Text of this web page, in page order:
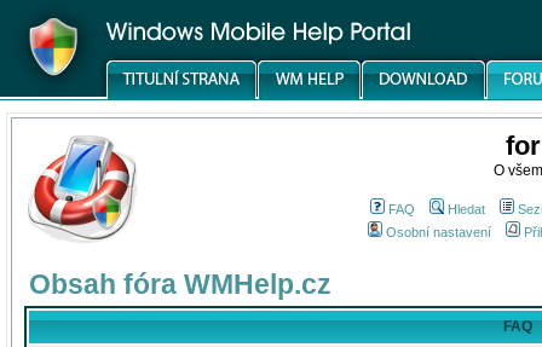
O
FAQ Hledat
Osobní nastavení
Obsah fóra WMHelp.cz
FAQ